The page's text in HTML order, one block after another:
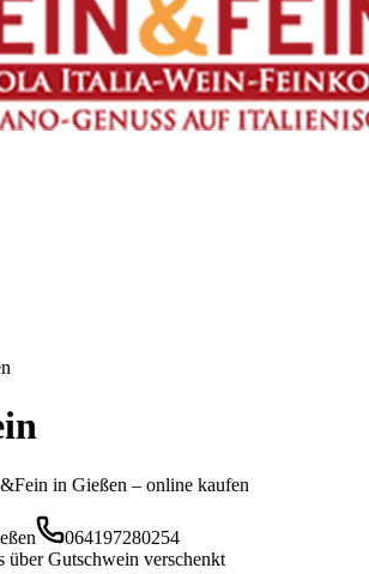
in Gießen – online kaufen
064197280254
über Gutschwein verschenkt